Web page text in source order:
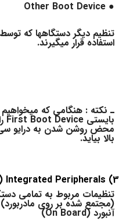
● Other Boot Device
تنظیم دیگر دستگاهها که
استفاده قرار میگیرند.
ـ نکته : هنگامی که
محض روشن شدن به درایو
بالا بیاید.
3) Integrated Peripherals (دستگاههای مجتمع روی مادِربورد)
تنظیمات مربوط به تمامی
(مجتمع شده بر روی
آنبورد (On Board)